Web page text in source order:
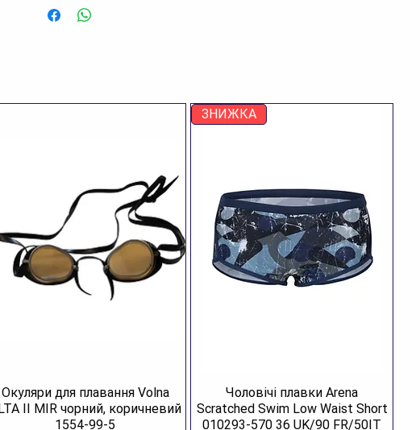
Окуляри для плавання Volna
II MIR чорний, коричневий
1554-99-5
ЗНИЖКА
Чоловічі плавки Arena
Scratched Swim Low Waist Short
010293-570 36 UK/90 FR/50IT